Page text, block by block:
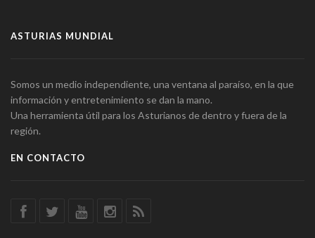
ASTURIAS MUNDIAL
Somos un medio independiente, una ventana al paraíso, en la que
información y entretenimiento se dan la mano.
Una herramienta útil para los Asturianos de dentro y fuera de la
región.
EN CONTACTO